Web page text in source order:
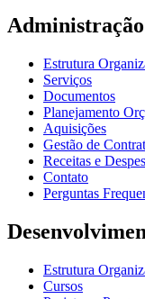
Administração
Estrutura
Serviços
Documentos
Planejamento
Aquisições
Gestão de
Receitas e
Contato
Perguntas
Estrutura
Cursos